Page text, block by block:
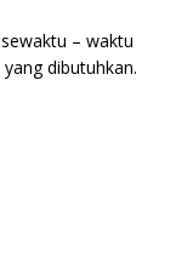
– waktu
dibutuhkan.